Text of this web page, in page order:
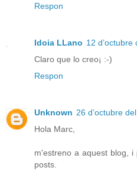
Respon
Idoia LLano 12
Claro que lo creo¡ :-)
Respon
Unknown 26 d’octubre
Hola Marc,
m'estreno a aquest blog,
posts.